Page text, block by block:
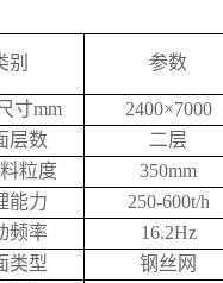
别 参数
寸mm
2400×7000
层数
二层
粒度
350mm
能力
250-600t/h
频率
16.2Hz
类型
钢丝网